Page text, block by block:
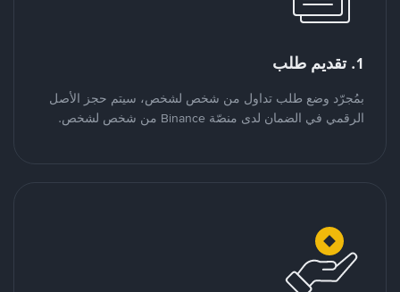
1. تقديم طلب
بمُجرّد وضع طلب تداول من شخص لشخص، سيتم حجز الأصل
الرقمي في الضمان لدى منصّة Binance من شخص لشخص.